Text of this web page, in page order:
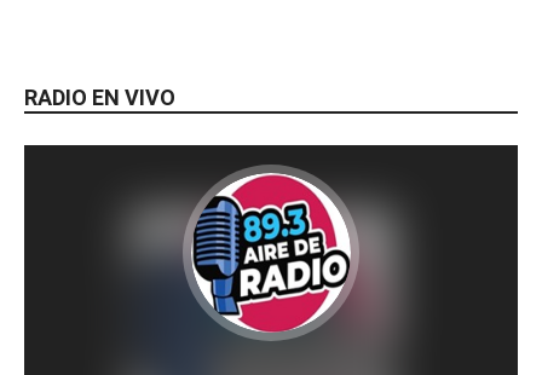
RADIO EN VIVO